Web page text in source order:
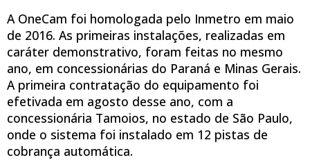
A OneCam foi homologada pelo Inmetro em maio
de 2016. As primeiras instalações, realizadas em
caráter demonstrativo, foram feitas no mesmo
ano, em concessionárias do Paraná e Minas Gerais.
A primeira contratação do equipamento foi
efetivada em agosto desse ano, com a
concessionária Tamoios, no estado de São Paulo,
onde o sistema foi instalado em 12 pistas de
cobrança automática.